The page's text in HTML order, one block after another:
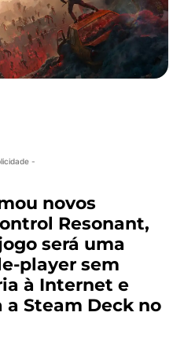
-
novos
Resonant,
será uma
player sem
à Internet e
Steam Deck no